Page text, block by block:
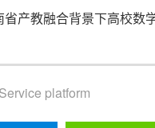
合背景下高校数学与统计学类教师
platform